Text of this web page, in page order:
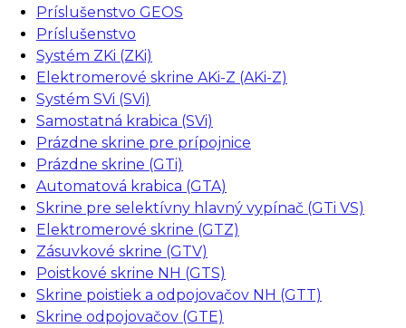
Príslušenstvo GEOS
Príslušenstvo
Systém ZKi (ZKi)
Elektromerové skrine AKi-Z (AKi-Z)
Systém SVi (SVi)
Samostatná krabica (SVi)
Prázdne skrine pre prípojnice
Prázdne skrine (GTi)
Automatová krabica (GTA)
Skrine pre selektívny hlavný vypínač (GTi VS)
Elektromerové skrine (GTZ)
Zásuvkové skrine (GTV)
Poistkové skrine NH (GTS)
Skrine poistiek a odpojovačov NH (GTT)
Skrine odpojovačov (GTE)